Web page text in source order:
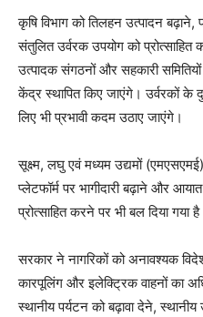
कृषि विभाग को तिलहन उत्पादन
संतुलित उर्वरक उपयोग को प्रोत्साहित
उत्पादक संगठनों और सहकारी
केंद्र स्थापित किए जाएंगे। उर्वरकों
लिए भी प्रभावी कदम उठाए जाएंगे।
सूक्ष्म, लघु एवं मध्यम उद्यमों
प्लेटफॉर्म पर भागीदारी बढ़ाने और
प्रोत्साहित करने पर भी बल दिया गया
सरकार ने नागरिकों को अनावश्यक
कारपूलिंग और इलेक्ट्रिक वाहनों का
स्थानीय पर्यटन को बढ़ावा देने,